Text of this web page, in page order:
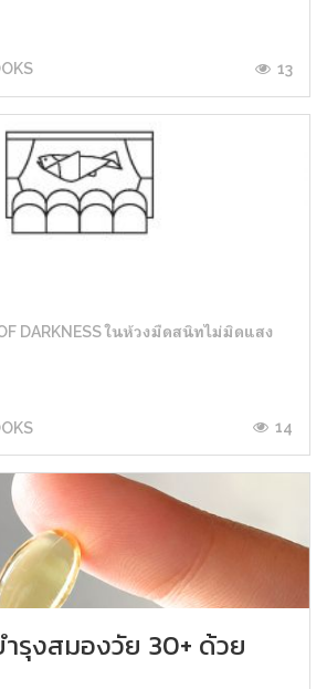
13
DARKNESS ในห้วงมืดสนิทไม่มิดแสง
14
รุงสมองวัย 30+ ด้วย